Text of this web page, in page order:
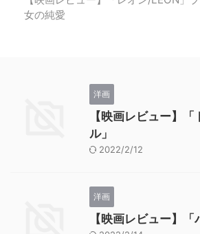
女の純愛
洋画
【映画レビュー】
ル」
2022/2/12
洋画
【映画レビュー】「